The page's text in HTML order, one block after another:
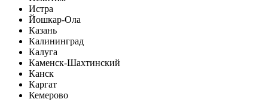
Истра
Йошкар-Ола
Казань
Калининград
Калуга
Каменск-Шахтинский
Канск
Каргат
Кемерово